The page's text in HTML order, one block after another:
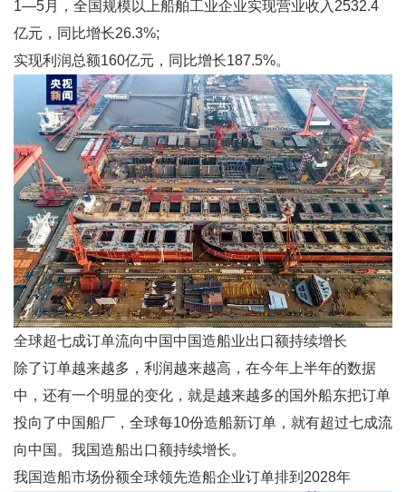
1—5月，全国规模以上船舶工业企业实现营业收入2532.4
亿元，同比增长26.3%;
实现利润总额160亿元，同比增长187.5%。
全球超七成订单流向中国中国造船业出口额持续增长
除了订单越来越多，利润越来越高，在今年上半年的数据
中，还有一个明显的变化，就是越来越多的国外船东把订单
投向了中国船厂，全球每10份造船新订单，就有超过七成流
向中国。我国造船出口额持续增长。
我国造船市场份额全球领先造船企业订单排到2028年